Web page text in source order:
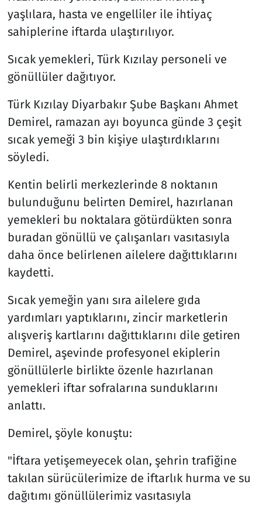
yaşlılara, hasta ve engelliler ile ihtiyaç
sahiplerine iftarda ulaştırılıyor.
Sıcak yemekleri, Türk Kızılay personeli ve
gönüllüler dağıtıyor.
Türk Kızılay Diyarbakır Şube Başkanı Ahmet
Demirel, ramazan ayı boyunca günde 3 çeşit
sıcak yemeği 3 bin kişiye ulaştırdıklarını
söyledi.
Kentin belirli merkezlerinde 8 noktanın
bulunduğunu belirten Demirel, hazırlanan
yemekleri bu noktalara götürdükten sonra
buradan gönüllü ve çalışanları vasıtasıyla
daha önce belirlenen ailelere dağıttıklarını
kaydetti.
Sıcak yemeğin yanı sıra ailelere gıda
yardımları yaptıklarını, zincir marketlerin
alışveriş kartlarını dağıttıklarını dile getiren
Demirel, aşevinde profesyonel ekiplerin
gönüllülerle birlikte özenle hazırlanan
yemekleri iftar sofralarına sunduklarını
anlattı.
Demirel, şöyle konuştu:
"İftara yetişemeyecek olan, şehrin trafiğine
takılan sürücülerimize de iftarlık hurma ve su
dağıtımı gönüllülerimiz vasıtasıyla
Televizyon